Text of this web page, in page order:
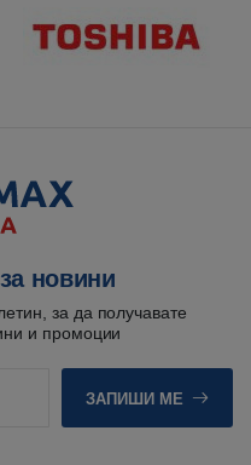
новини
за да получавате
и промоции
ЗАПИШИ МЕ